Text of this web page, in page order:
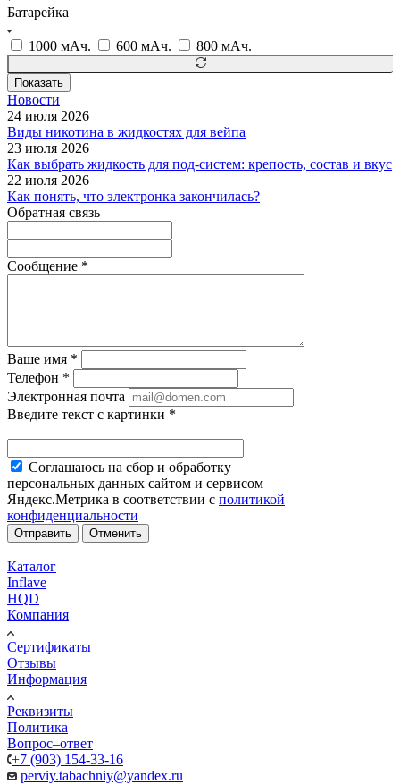
Батарейка
1000 мАч. 600 мАч. 800 мАч.
Показать
Новости
24 июля 2026
Виды никотина в жидкостях для вейпа
23 июля 2026
Как выбрать жидкость для под-систем: крепость, состав и вкус
22 июля 2026
Как понять, что электронка закончилась?
Обратная связь
Сообщение *
Ваше имя *
Телефон *
Электронная почта
Введите текст с картинки *
Соглашаюсь на сбор и обработку
персональных данных сайтом и сервисом
Яндекс.Метрика в соответствии с политикой
конфиденциальности
Отправить Отменить
Каталог
Inflave
HQD
Компания
Сертификаты
Отзывы
Информация
Реквизиты
Политика
Вопрос–ответ
+7 (903) 154-33-16
perviy.tabachniy@yandex.ru